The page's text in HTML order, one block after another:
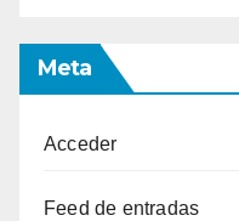
Meta
Acceder
Feed de entradas